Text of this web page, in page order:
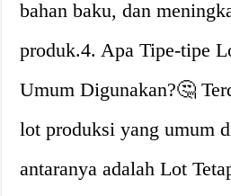
bahan baku, dan
produk.4. Apa Tipe-tipe
Umum Digunakan?🤔
lot produksi yang umum
antaranya adalah Lot